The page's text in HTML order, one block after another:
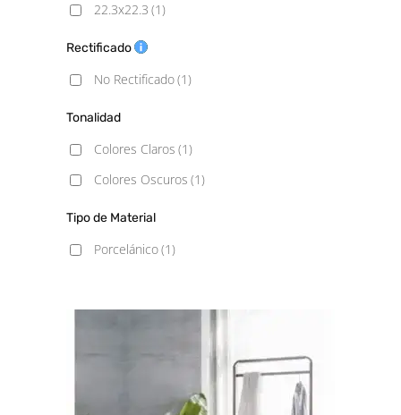
22.3x22.3 (1)
Rectificado
No Rectificado(1)
Tonalidad
Colores Claros (1)
Colores Oscuros (1)
Tipo de Material
Porcelánico(1)